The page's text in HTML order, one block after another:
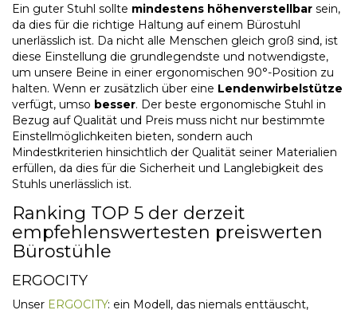
Ein guter Stuhl sollte mindestens höhenverstellbar sein,
da dies für die richtige Haltung auf einem Bürostuhl
unerlässlich ist. Da nicht alle Menschen gleich groß sind, ist
diese Einstellung die grundlegendste und notwendigste,
um unsere Beine in einer ergonomischen 90°-Position zu
halten. Wenn er zusätzlich über eine Lendenwirbelstütze
verfügt, umso besser. Der beste ergonomische Stuhl in
Bezug auf Qualität und Preis muss nicht nur bestimmte
Einstellmöglichkeiten bieten, sondern auch
Mindestkriterien hinsichtlich der Qualität seiner Materialien
erfüllen, da dies für die Sicherheit und Langlebigkeit des
Stuhls unerlässlich ist.
Ranking TOP 5 der derzeit
empfehlenswertesten preiswerten
Bürostühle
ERGOCITY
Unser ERGOCITY: ein Modell, das niemals enttäuscht,